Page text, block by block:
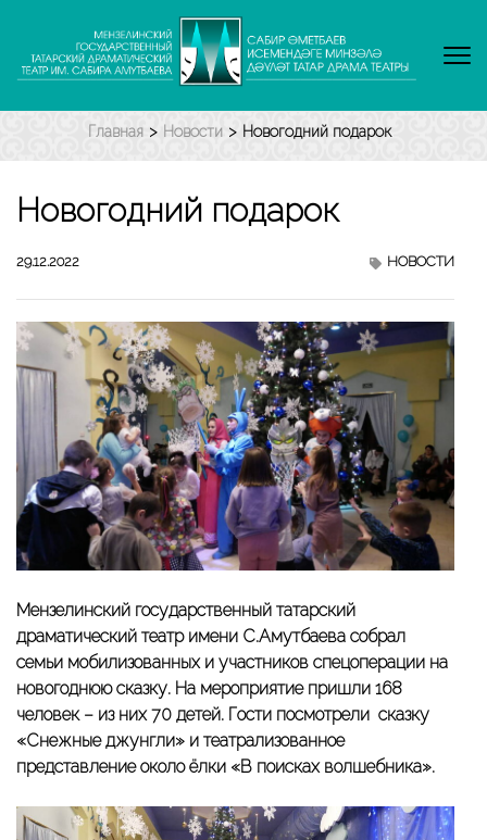
содержимому
Enter)
Главная > Новости > Новогодний подарок
Новогодний подарок
29.12.2022 НОВОСТИ
Мензелинский государственный татарский
драматический театр имени С.Амутбаева собрал
семьи мобилизованных и участников спецоперации на
новогоднюю сказку. На мероприятие пришли 168
человек – из них 70 детей. Гости посмотрели сказку
«Снежные джунгли» и театрализованное
представление около ёлки «В поисках волшебника».